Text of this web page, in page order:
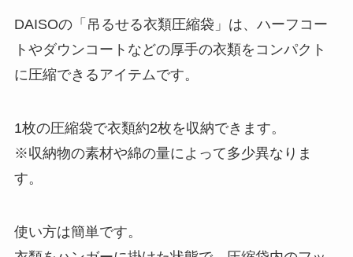
DAISOの「吊るせる衣類圧縮袋」は、ハーフコー
トやダウンコートなどの厚手の衣類をコンパクト
に圧縮できるアイテムです。
1枚の圧縮袋で衣類約2枚を収納できます。
※収納物の素材や綿の量によって多少異なりま
す。
使い方は簡単です。